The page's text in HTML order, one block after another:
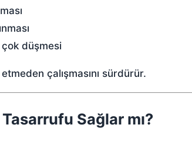
düşmesi
çalışmasını sürdürür.
Sağlar mı?